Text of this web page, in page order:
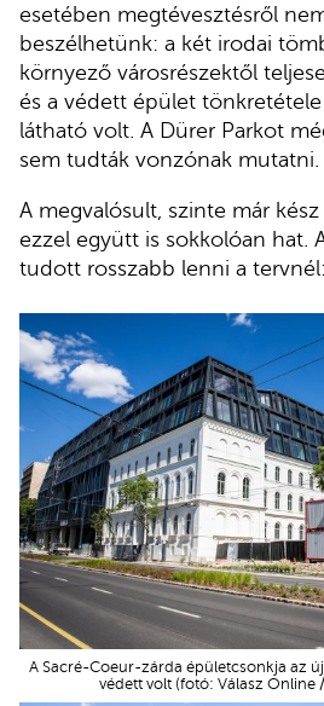
esetében megtévesztésről
beszélhetünk: a két irodai
környező városrészektől
és a védett épület
látható volt. A Dürer Parkot
sem tudták vonzónak mutatni.
A megvalósult, szinte már
ezzel együtt is sokkolóan hat.
tudott rosszabb lenni a tervnél:
A Sacré-Coeur-zárda épületcsonkja az
védett volt (fotó: Válasz Online